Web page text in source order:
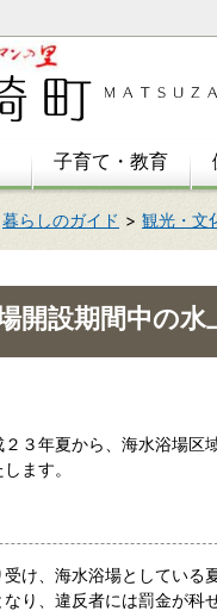
子育て・教育
暮らしのガイド 観光・文
開設期間中の
３年夏から、海水浴場区
ます。
け、海水浴場としている
り、違反者には罰金が科